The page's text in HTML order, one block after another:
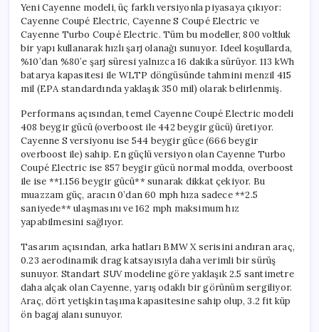
Yeni Cayenne modeli, üç farklı versiyonla piyasaya çıkıyor:
Cayenne Coupé Electric, Cayenne S Coupé Electric ve
Cayenne Turbo Coupé Electric. Tüm bu modeller, 800 voltluk
bir yapı kullanarak hızlı şarj olanağı sunuyor. Ideel koşullarda,
%10’dan %80’e şarj süresi yalnızca 16 dakika sürüyor. 113 kWh
batarya kapasitesi ile WLTP döngüsünde tahmini menzil 415
mil (EPA standardında yaklaşık 350 mil) olarak belirlenmiş.
Performans açısından, temel Cayenne Coupé Electric modeli
408 beygir gücü (overboost ile 442 beygir gücü) üretiyor.
Cayenne S versiyonu ise 544 beygir güce (666 beygir
overboost ile) sahip. En güçlü versiyon olan Cayenne Turbo
Coupé Electric ise 857 beygir gücü normal modda, overboost
ile ise **1.156 beygir gücü** sunarak dikkat çekiyor. Bu
muazzam güç, aracın 0’dan 60 mph hıza sadece **2.5
saniyede** ulaşmasını ve 162 mph maksimum hız
yapabilmesini sağlıyor.
Tasarım açısından, arka hatları BMW X serisini andıran araç,
0.23 aerodinamik drag katsayısıyla daha verimli bir sürüş
sunuyor. Standart SUV modeline göre yaklaşık 2.5 santimetre
daha alçak olan Cayenne, yarış odaklı bir görünüm sergiliyor.
Araç, dört yetişkin taşıma kapasitesine sahip olup, 3.2 fit küp
ön bagaj alanı sunuyor.